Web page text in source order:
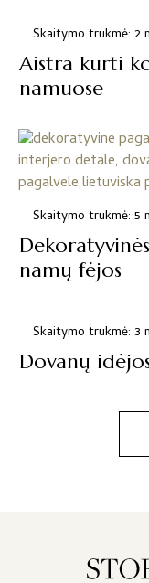
Skaitymo trukmė: 2
Aistra kurti
namuose
Skaitymo trukmė: 5
namų fėjos
Skaitymo trukmė: 3
Dovanų